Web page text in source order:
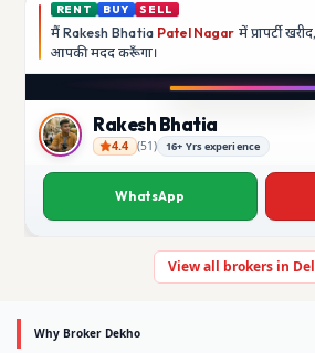
RENT BUY SELL
मैं Rakesh Bhatia Patel Nagar में प्रापर्टी
आपकी मददकरूँगा।
Rakesh Bhatia
Rakesh Bhatia
4.4 (51) 16+ Yrs experience
WhatsApp
View all brokers in
Why Broker Dekho